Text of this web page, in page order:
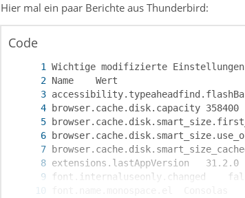
Hier mal ein paar Berichte aus Thunderbird:
Code
Wichtige modifizierte Einstellungen
browser.cache.disk.capacity	358400
extensions.lastAppVersion	31.2.0